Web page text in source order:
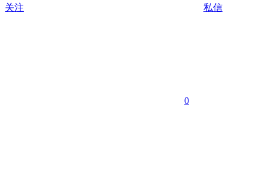
关注 私信
0